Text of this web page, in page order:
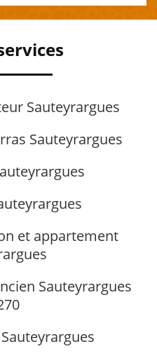
Sauteyrargues
Sauteyrargues
et appartement
Sauteyrargues